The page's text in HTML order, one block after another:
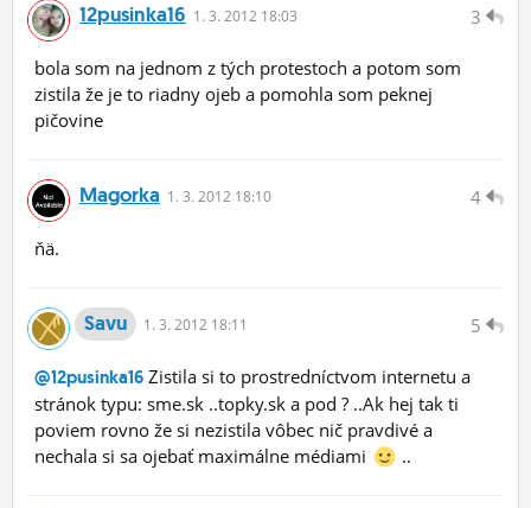
3
12pusinka16 1. 3. 2012 18:03
bola som na jednom z tých protestoch a potom som
zistila že je to riadny ojeb a pomohla som peknej
pičovine
4
Magorka 1. 3. 2012 18:10
ňä.
5
Savu 1. 3. 2012 18:11
@12pusinka16 Zistila si to prostredníctvom internetu a
stránok typu: sme.sk ..topky.sk a pod ? ..Ak hej tak ti
poviem rovno že si nezistila vôbec nič pravdivé a
nechala si sa ojebať maximálne médiami
..